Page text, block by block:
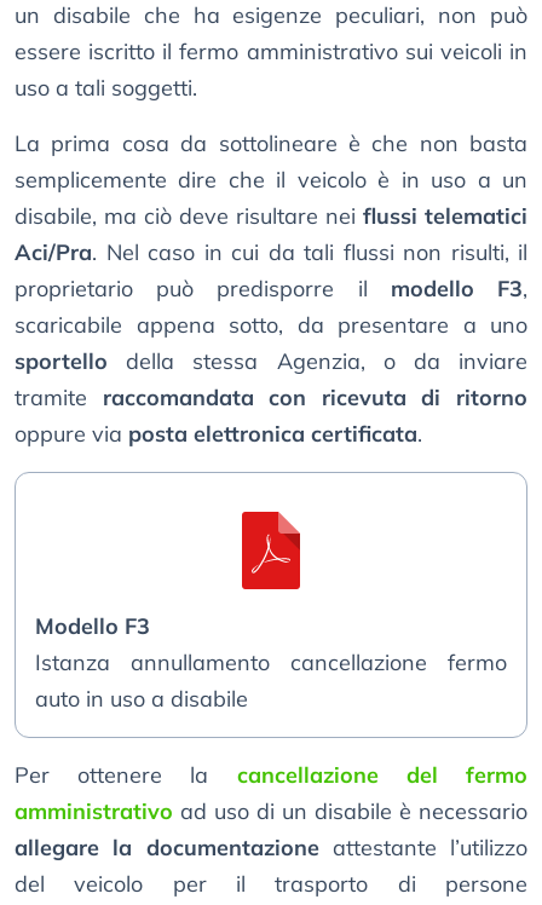
un disabile che ha esigenze peculiari, non può
essere iscritto il fermo amministrativo sui veicoli in
uso a tali soggetti.
La prima cosa da sottolineare è che non basta
semplicemente dire che il veicolo è in uso a un
disabile, ma ciò deve risultare nei flussi telematici
Aci/Pra. Nel caso in cui da tali flussi non risulti, il
proprietario può predisporre il modello F3,
scaricabile appena sotto, da presentare a uno
sportello della stessa Agenzia, o da inviare
tramite raccomandata con ricevuta di ritorno
oppure via posta elettronica certificata.
Modello F3
Istanza annullamento cancellazione fermo
auto in uso a disabile
Per ottenere la cancellazione del fermo
amministrativo ad uso di un disabile è necessario
allegare la documentazioneattestante l’utilizzo
del veicolo per il trasporto di persone